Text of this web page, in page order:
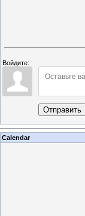
Войдите:
Отправить
Calendar